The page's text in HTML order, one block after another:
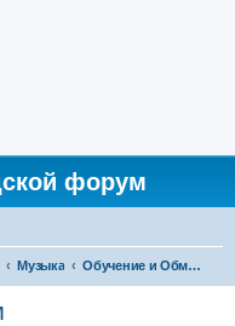
форум
Музыка Обучение и Обмен опытом